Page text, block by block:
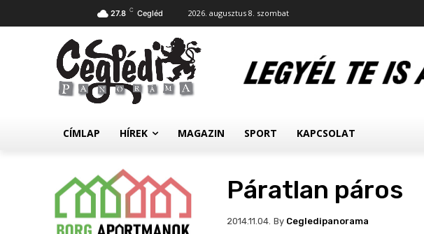
27.8 C Cegléd 2026. augusztus 8. szombat
CÍMLAP HÍREK MAGAZIN SPORT KAPCSOLAT
Páratlan páros
2014.11.04. By Cegledipanorama